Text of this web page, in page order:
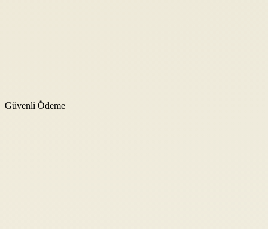
Güvenli Ödeme